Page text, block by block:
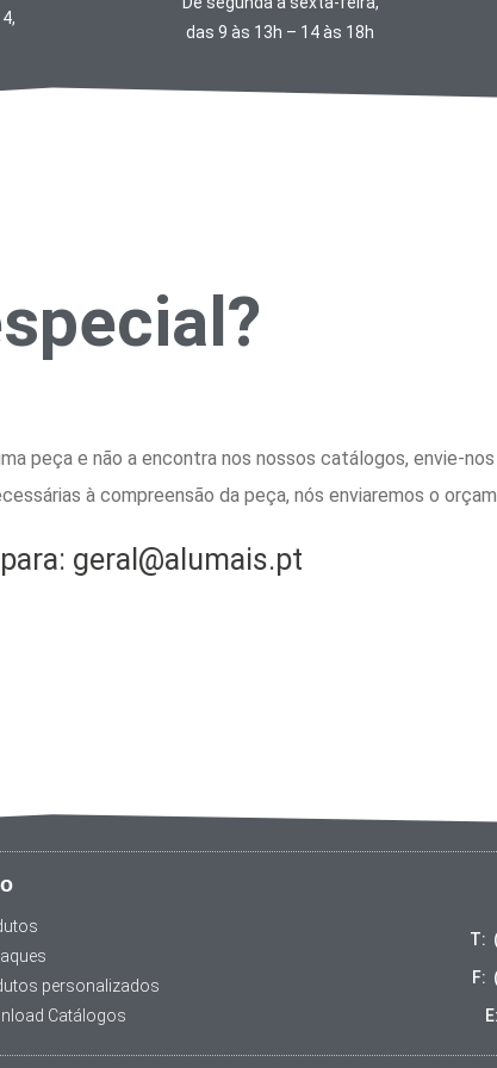
das 9 às 13h – 14 às 18h
peça e não a encontra nos nossos catálogos, envie-
à compreensão da peça, nós enviaremos o
geral@alumais.pt
personalizados
Catálogos
T:
F: